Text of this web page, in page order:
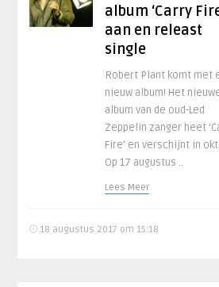
album ‘Carry
aan en releast
single
Robert Plant komt met
nieuw album! Het
album van de oud-Led
Zeppelin zanger heet
Fire’ en verschijnt in
Op 17 augustus ..
Lees Meer
18 augustus 2017 om 15:18